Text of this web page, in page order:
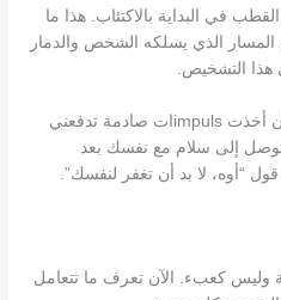
في البداية بالاكتئاب. هذا ما
الذي يسلكه الشخص والدمار
التشخيص.
لقد مشيت في طريق الحكم بعد أن أخذت impulsات صادمة تدفعني
إلى سلام مع نفسك بعد
“أوه، لا بد أن تغفر لنفسك”.
كعبء. الآن تعرف ما تتعامل